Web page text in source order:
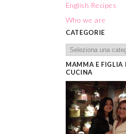
English Recipes
Who we are
CATEGORIE
MAMMA E FIGLIA
CUCINA